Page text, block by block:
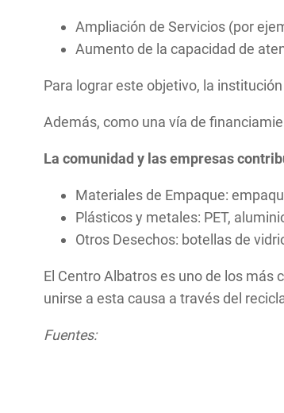
Ampliación de Servicios (por
Aumento de la capacidad de
Para lograr este objetivo, la
Además, como una vía de
La comunidad y las empresas
Materiales de Empaque:
Plásticos y metales: PET,
Otros Desechos: botellas de
El Centro Albatros es uno de los
unirse a esta causa a través del
Fuentes: